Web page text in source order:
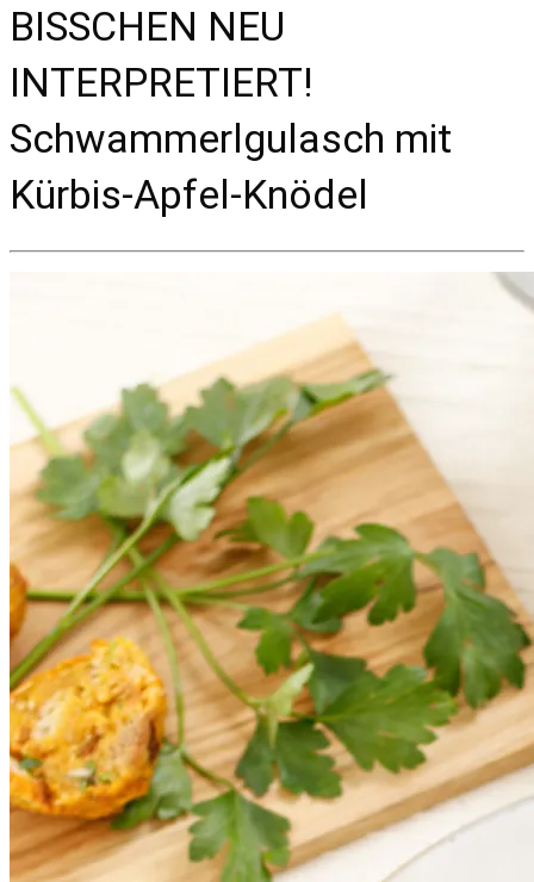
BISSCHEN NEU
INTERPRETIERT!
Schwammerlgulasch mit
Kürbis-Apfel-Knödel